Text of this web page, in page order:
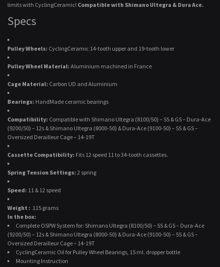
limits with CyclingCeramic! Compatible with Shimano Ultegra & Dura Ace.
Specs
Pulley Wheels: CyclingCeramic 14-tooth upper and 19-tooth lower
Pulley Wheel Material: Aluminium machined in France
Cage Material: Carbon UD and Aluminium
Bearings: HandMade ceramic bearings
Compatibility: Compatible with Shimano Ultegra (8100/50) – SS & GS – Dura-Ace
(9200/50) – 12s & Shimano Ultegra (8000-50) & Dura-Ace (9100-50) – SS & GS –
Oversized Derailleur Cage – 14-19T
Cassette Compatibility: Fits 12 speed 11 to 34-tooth cassettes.
Spring Tension Settings: 2 spring
Speed: 11 & 12 speed
Weight : 115 grams
In the box:
Complete OSPW System for: Shimano Ultegra (8100/50) – SS & GS – Dura-Ace
(9200/50) – 12s & Shimano Ultegra (8000-50) & Dura-Ace (9100-50) – SS & GS –
Oversized Derailleur Cage – 14-19T
CyclingCeramic Oil for Pulley Wheel Bearings, 15 ml. dropper bottle
Mounting Instruction